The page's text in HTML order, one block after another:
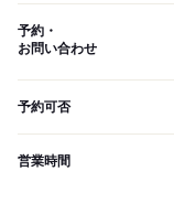
予約・
お問い合わせ
予約可否
営業時間